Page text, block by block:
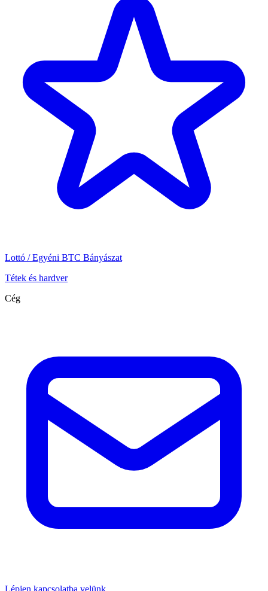
Lottó / Egyéni BTC Bányászat
Tétek és hardver
Cég
Lépjen kapcsolatba velünk